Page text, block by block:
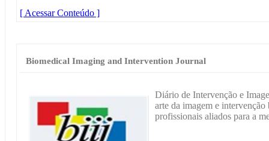
[ Acessar Conteúdo ]
Biomedical Imaging and Intervention Journal
Diário de Intervenção e
arte da imagem e
profissionais aliados para a